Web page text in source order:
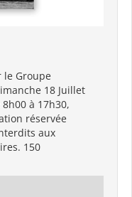
le Groupe
18 Juillet
à 17h30,
réservée
aux
150